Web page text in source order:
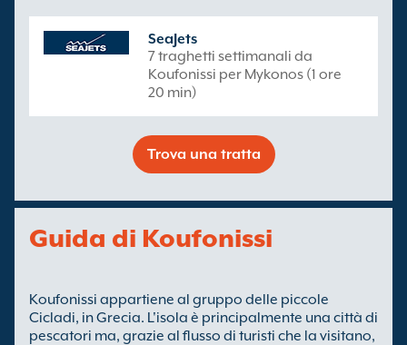
SeaJets
7 traghetti settimanali da
Koufonissi per Mykonos (1 ore
20 min)
Trova una tratta
Guida di Koufonissi
Koufonissi appartiene al gruppo delle piccole
Cicladi, in Grecia. L'isola è principalmente una città di
pescatori ma, grazie al flusso di turisti che la visitano,